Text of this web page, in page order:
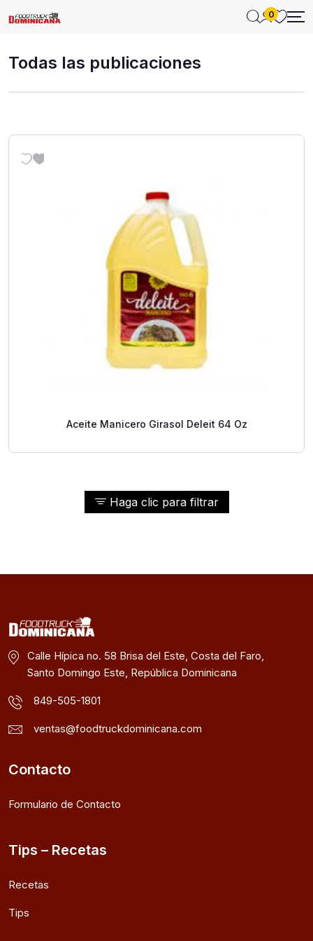
0
Todas las publicaciones
Haga clic para filtrar
Aceite Manicero Girasol Deleit 64 Oz
Calle Hípica no. 58 Brisa del Este, Costa del Faro,
Santo Domingo Este, República Dominicana
849-505-1801
ventas@foodtruckdominicana.com
Contacto
Formulario de Contacto
Tips – Recetas
Recetas
Tips